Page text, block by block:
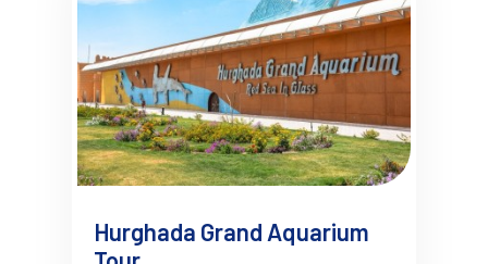
Hurghada Grand Aquarium